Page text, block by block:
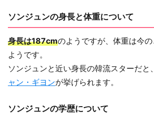
ソンジュンの身長と体重について
身長は187cmのようですが、体重は今
ようです。
ソンジュンと近い身長の韓流スターだと、
ャン・ギヨンが挙げられます。
ソンジュンの学歴について